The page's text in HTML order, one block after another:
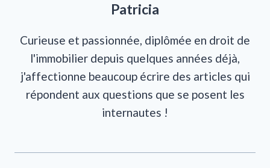
Patricia
Curieuse et passionnée, diplômée en droit de
l'immobilier depuis quelques années déjà,
j'affectionne beaucoup écrire des articles qui
répondent aux questions que se posent les
internautes !